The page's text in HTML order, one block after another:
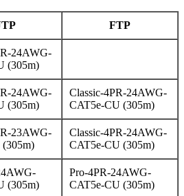
FTP
24AWG-
(305m)
24AWG-
(305m)
Classic-4PR-24AWG-
CAT5e-CU (305m)
23AWG-
Classic-4PR-24AWG-
CAT5e-CU (305m)
(305m)
Pro-4PR-24AWG-
CAT5e-CU (305m)